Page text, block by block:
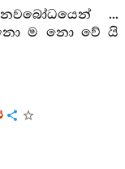
...
ම නො වේ යි